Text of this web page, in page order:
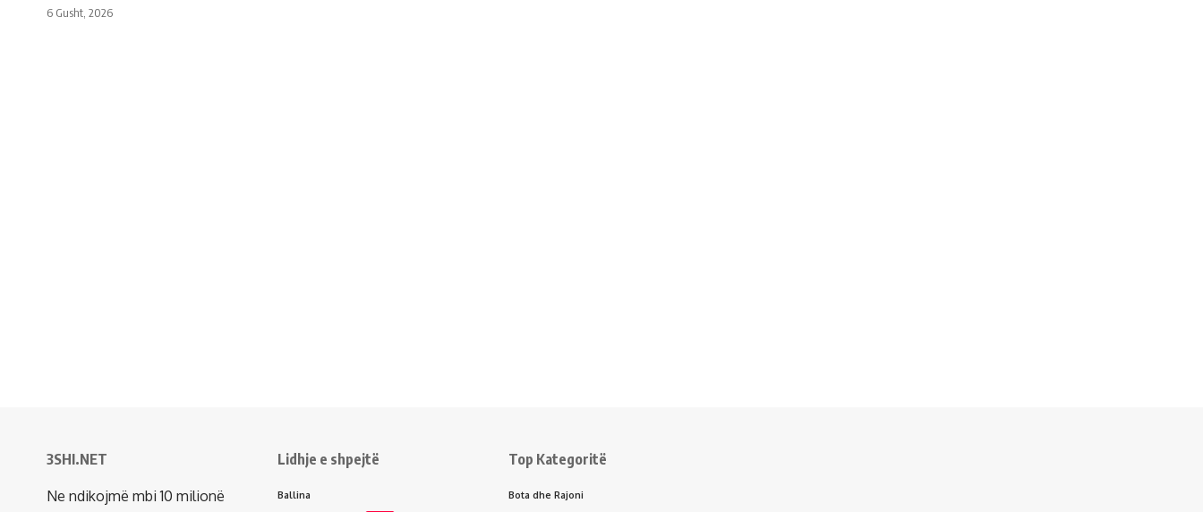
6 Gusht, 2026
3SHI.NET
Ne ndikojmë mbi 10 milionë
Lidhje e shpejtë
Ballina
Top Kategoritë
Bota dhe Rajoni